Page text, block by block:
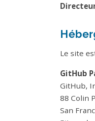
Le site
GitHub
GitHub,
88 Colin
San